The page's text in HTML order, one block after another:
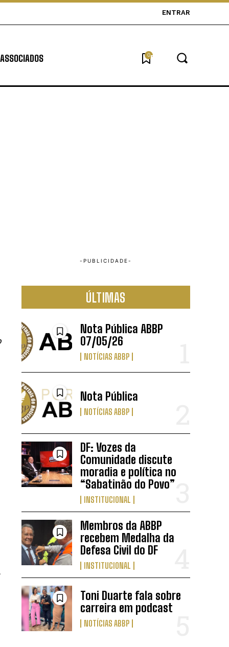
ENTRAR
ASSOCIADOS 0Buscar
ÚLTIMAS
Nota Pública ABBP
07/05/26
NOTÍCIAS ABBP
Nota Pública
NOTÍCIAS ABBP
DF: Vozes da
Comunidade discute
moradia e política no
“Sabatinão do Povo”
INSTITUCIONAL
Membros da ABBP
recebem Medalha da
Defesa Civil do DF
INSTITUCIONAL
Toni Duarte fala sobre
carreira em podcast
NOTÍCIAS ABBP